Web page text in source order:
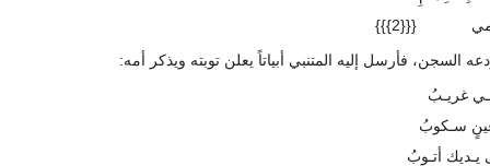
{{{2}}}
فأرسل إليه المتنبي أبياتاً يعلن توبته ويذكر أمه:
غريـبُ
سـكوبُ
أتـوبُ